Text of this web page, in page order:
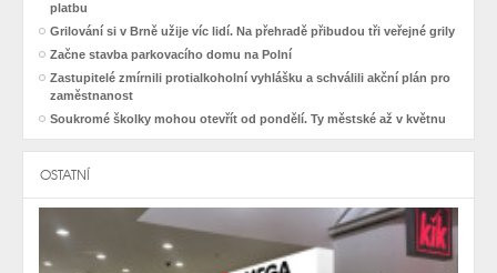
platbu
Grilování si v Brně užije víc lidí. Na přehradě přibudou tři veřejné grily
Začne stavba parkovacího domu na Polní
Zastupitelé zmírnili protialkoholní vyhlášku a schválili akční plán pro
zaměstnanost
Soukromé školky mohou otevřít od pondělí. Ty městské až v květnu
OSTATNÍ